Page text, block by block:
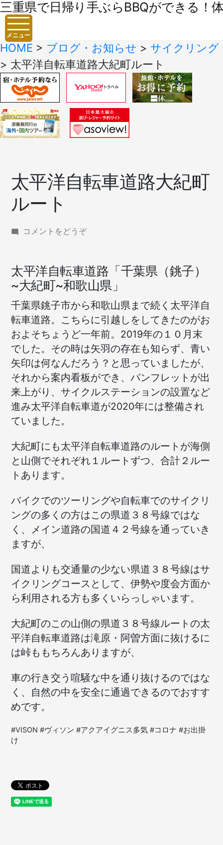
三重県で日帰り手ぶらBBQができる！
メニュー
HOME > ブログ・お知らせ > サイクリング
> 太平洋自転車道路大紀町ルート
太平洋自転車道路大紀町
ルート
コメントをどうぞ(太
自
転
車
道
路
大
紀
町
ル
ー
ト)
太平洋自転車道路「千葉県（銚子）
~大紀町~和歌山県」
千葉県銚子市から和歌山県まで続く太平洋自
転車道路。こちらに引越しをしてきたのがお
およそちょうど一年前。2019年の１０月末
でした。その時は矢羽の存在も知らず、青い
矢印は何なんだろう？と思っていましたが、
それから案内看板ができ、パンフレットが出
来上がり、サイクルステーションの設置など
進み太平洋自転車道が2020年には整備され
ていました。
大紀町にも太平洋自転車道路のルートが海側
と山側でそれぞれ１ルートずつ、合計２ルー
トあります。
バイクでのツーリングや自転車でのサイクリ
ングの多くの方はこの県道３８号線ではな
く、メイン道路の国道４２号線を通っていき
ますが、
国道よりも交通量の少ない県道３８号線はサ
イクリングコースとして、伊勢や度会方面か
ら利用される方も多くいらっしゃいます。
大紀町のこの山側の県道３８号線ルートの太
平洋自転車道路は滝原・阿曽方面に抜けるに
は峠ももちろんありますが、
車の行き交う喧騒な中を通り抜けるのではな
く、自然の中を安全に通過できるのでおすす
めです。
#VISON #ヴィソン #アクアイグニス多気 #コロナ #お出掛
け